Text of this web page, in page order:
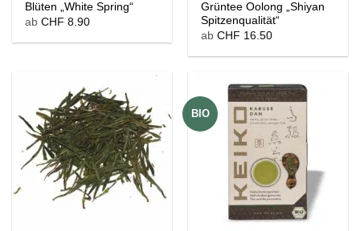
Blüten „White Spring“
abCHF 8.90
Grüntee Oolong „Shiyan
Spitzenqualität“
abCHF 16.50
BIO